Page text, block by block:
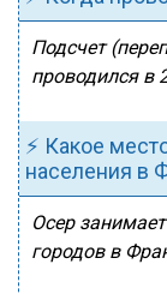
Подсчет
проводился в
⚡ Какое
населения в
Осер
городов в